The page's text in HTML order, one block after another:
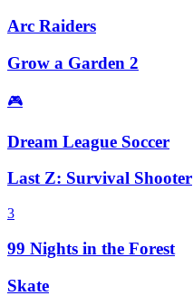
Arc Raiders
Grow a Garden 2
🎮
Dream League Soccer
Last Z: Survival Shooter
3
99 Nights in the Forest
Skate